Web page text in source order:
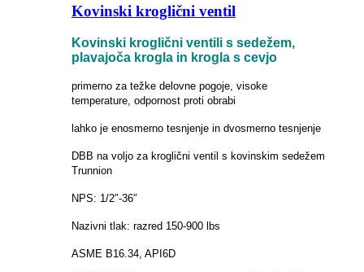
Kovinski kroglični ventil
Kovinski kroglični ventili s sedežem,
plavajoča krogla in krogla s cevjo
primerno za težke delovne pogoje, visoke
temperature, odpornost proti obrabi
lahko je enosmerno tesnjenje in dvosmerno tesnjenje
DBB na voljo za kroglični ventil s kovinskim sedežem
Trunnion
NPS: 1/2″-36″
Nazivni tlak: razred 150-900 lbs
ASME B16.34, API6D